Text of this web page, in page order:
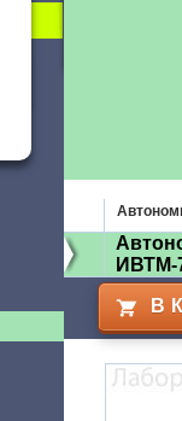
ИВТМ-
В